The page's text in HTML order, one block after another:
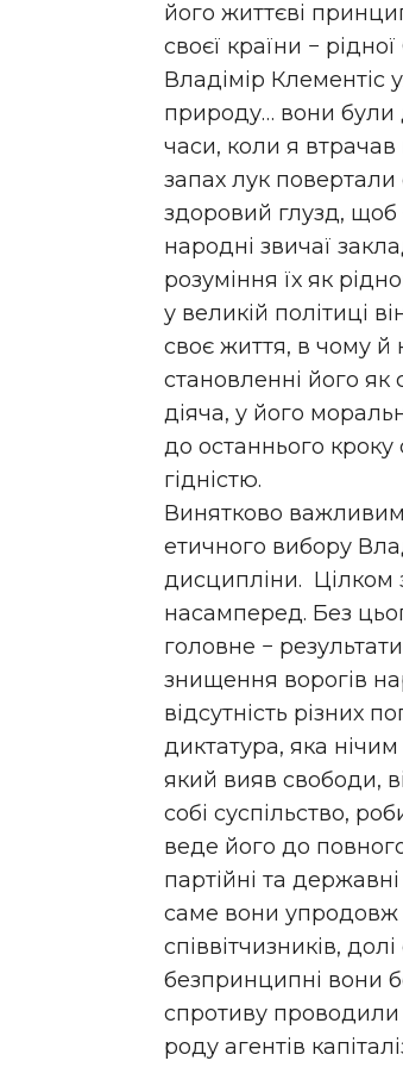
його життєві
своєї країни −
Владімір Клементіс
природу… вони були
часи, коли я втрачав
запах лук
здоровий глузд, щоб
народні звичаї
розуміння їх як
у великій політиці
своє життя, в чому й
становленні його як
діяча, у його
до останнього
гідністю.
Винятково важливим
етичного вибору
дисципліни. Цілком
насамперед. Без
головне −
знищення ворогів
відсутність різних
диктатура, яка
який вияв свободи,
собі суспільство,
веде його до
партійні та
саме вони упродовж
співвітчизників,
безпринципні вони
спротиву
роду агентів